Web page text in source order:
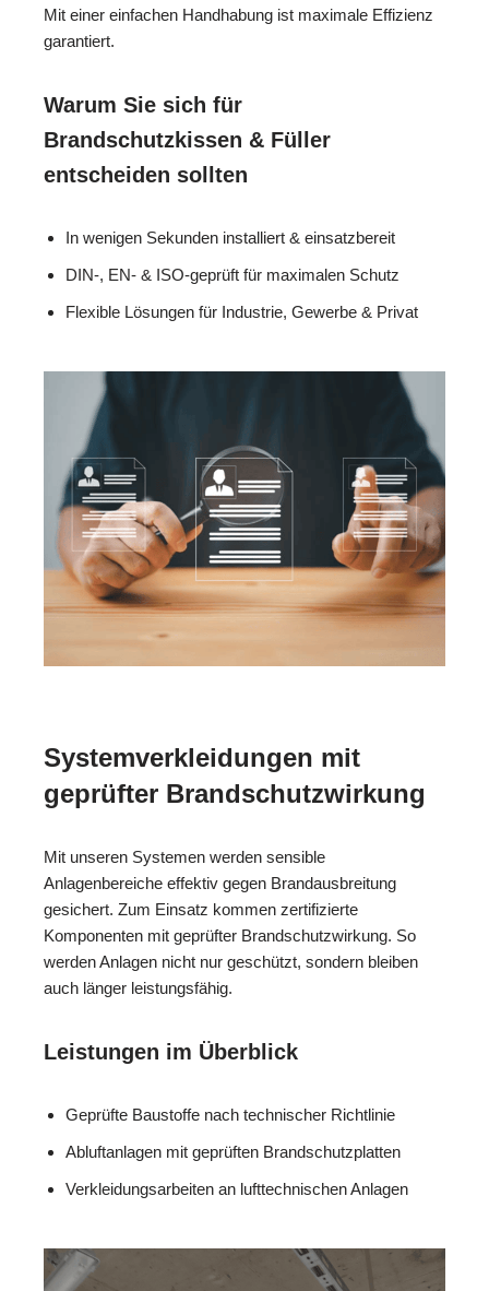
Mit einer einfachen Handhabung ist maximale Effizienz
garantiert.
Warum Sie sich für
Brandschutzkissen & Füller
entscheiden sollten
In wenigen Sekunden installiert & einsatzbereit
DIN-, EN- & ISO-geprüft für maximalen Schutz
Flexible Lösungen für Industrie, Gewerbe & Privat
Systemverkleidungen mit
geprüfter Brandschutzwirkung
Mit unseren Systemen werden sensible
Anlagenbereiche effektiv gegen Brandausbreitung
gesichert. Zum Einsatz kommen zertifizierte
Komponenten mit geprüfter Brandschutzwirkung. So
werden Anlagen nicht nur geschützt, sondern bleiben
auch länger leistungsfähig.
Leistungen im Überblick
Geprüfte Baustoffe nach technischer Richtlinie
Abluftanlagen mit geprüften Brandschutzplatten
Verkleidungsarbeiten an lufttechnischen Anlagen